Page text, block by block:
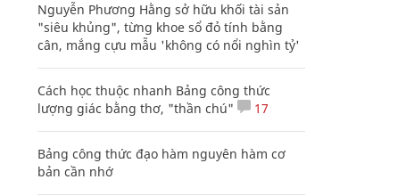
Nguyễn Phương Hằng sở hữu khối tài sản
"siêu khủng", từng khoe sổ đỏ tính bằng
cân, mắng cựu mẫu 'không có nổi nghìn tỷ'
Cách học thuộc nhanh Bảng công thức
lượng giác bằng thơ, "thần chú"
17
Bảng công thức đạo hàm nguyên hàm cơ
bản cần nhớ